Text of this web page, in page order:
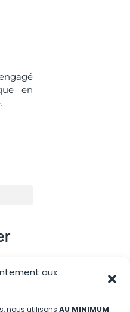
aux
nous utilisons AU MINIMUM
en